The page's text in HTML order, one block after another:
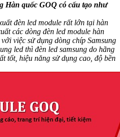
Hàn quốc GOQ có cấu tạo như
đèn led module rất lớn tại hàn
các dòng đèn led module hàn
việc sử dụng dòng chíp Samsung
led thì đèn led samsung do hãng
tốt, hiệu năng sử dụng cao, độ bền